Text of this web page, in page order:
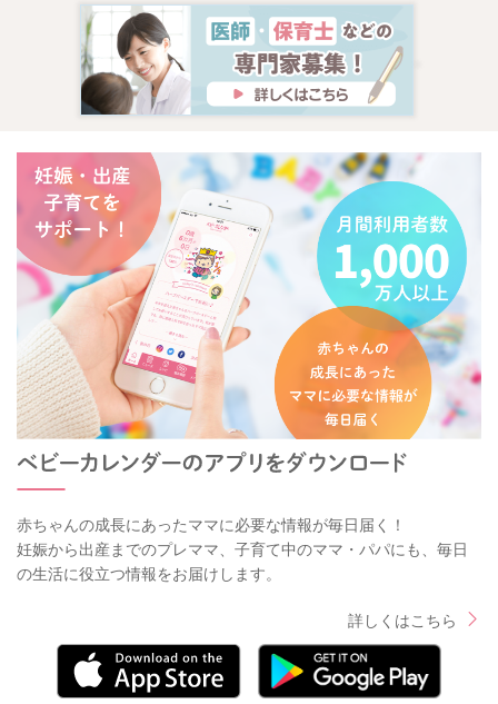
赤ちゃんの成長にあったママに必要な情報が毎日届く！
妊娠から出産までのプレママ、子育て中のママ・パパにも、毎日
の生活に役立つ情報をお届けします。
詳しくはこちら